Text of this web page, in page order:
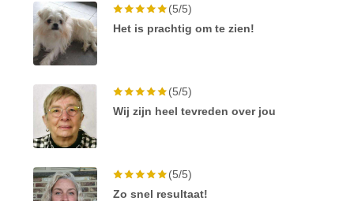
(5/5)
Het is prachtig om te zien!
(5/5)
Wij zijn heel tevreden over jou
(5/5)
Zo snel resultaat!